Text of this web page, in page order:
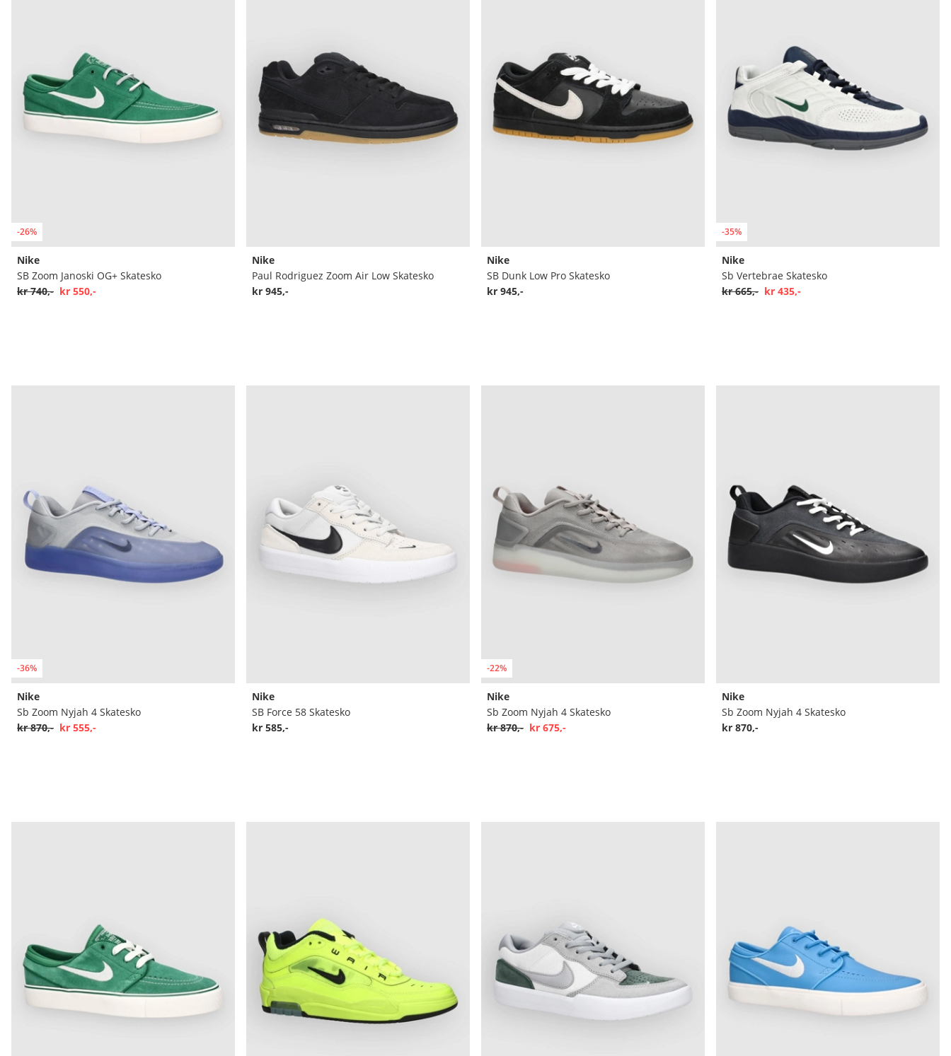
-26%
Nike
SB Zoom Janoski OG+ Skatesko
kr 740,- kr 550,-
Nike
Paul Rodriguez Zoom Air Low Skatesko
kr 945,-
Nike
SB Dunk Low Pro Skatesko
kr 945,-
-35%
Nike
Sb Vertebrae Skatesko
kr 665,- kr 435,-
-36%
Nike
Sb Zoom Nyjah 4 Skatesko
kr 870,- kr 555,-
Nike
SB Force 58 Skatesko
kr 585,-
-22%
Nike
Sb Zoom Nyjah 4 Skatesko
kr 870,- kr 675,-
Nike
Sb Zoom Nyjah 4 Skatesko
kr 870,-